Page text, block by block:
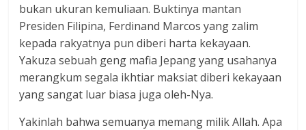
bukan ukuran kemuliaan. Buktinya mantan
Presiden Filipina, Ferdinand Marcos yang zalim
kepada rakyatnya pun diberi harta kekayaan.
Yakuza sebuah geng mafia Jepang yang usahanya
merangkum segala ikhtiar maksiat diberi kekayaan
yang sangat luar biasa juga oleh-Nya.
Yakinlah bahwa semuanya memang milik Allah. Apa